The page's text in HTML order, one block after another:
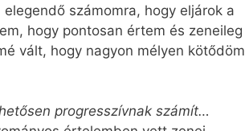
számomra, hogy eljárok a
hogy pontosan értem és zeneileg
vált, hogy nagyon mélyen kötődöm
progresszívnak számít…